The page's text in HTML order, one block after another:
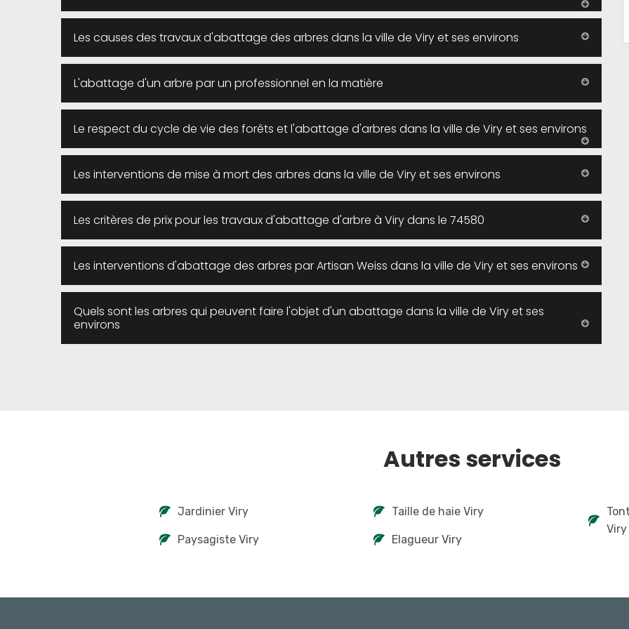
Les causes des travaux d'abattage des arbres dans la ville de Viry et ses environs
L'abattage d'un arbre par un professionnel en la matière
Le respect du cycle de vie des forêts et l'abattage d'arbres dans la ville de Viry et ses environs
Les interventions de mise à mort des arbres dans la ville de Viry et ses environs
Les critères de prix pour les travaux d'abattage d'arbre à Viry dans le 74580
Les interventions d'abattage des arbres par Artisan Weiss dans la ville de Viry et ses environs
Quels sont les arbres qui peuvent faire l'objet d'un abattage dans la ville de Viry et ses
environs
Autres services
Jardinier Viry
Paysagiste Viry
Taille de haie Viry
Elagueur Viry
Viry